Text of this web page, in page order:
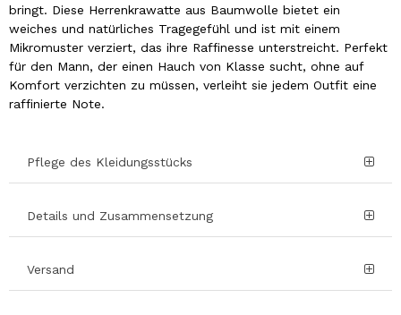
bringt. Diese Herrenkrawatte aus Baumwolle bietet ein
weiches und natürliches Tragegefühl und ist mit einem
Mikromuster verziert, das ihre Raffinesse unterstreicht. Perfekt
für den Mann, der einen Hauch von Klasse sucht, ohne auf
Komfort verzichten zu müssen, verleiht sie jedem Outfit eine
raffinierte Note.
Pflege des Kleidungsstücks
Details und Zusammensetzung
Versand